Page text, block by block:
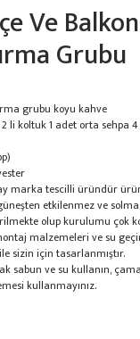
Ve
Grubu
grubu koyu kahve
li koltuk 1 adet orta sehpa
marka tescilli üründür
etkilenmez ve
olup kurulumu çok
malzemeleri ve su
sizin için tasarlanmıştır.
sabun ve su kullanın,
kullanmayınız.